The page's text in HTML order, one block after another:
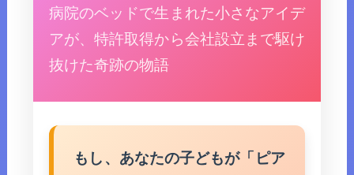
病院のベッドで生まれた小さなアイデ
アが、特許取得から会社設立まで駆け
抜けた奇跡の物語
もし、あなたの子どもが「ピア